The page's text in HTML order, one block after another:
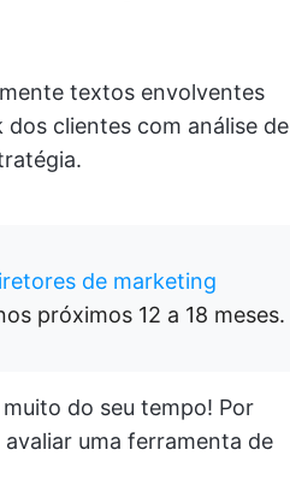
textos envolventes
clientes com análise de
de marketing
próximos 12 a 18 meses.
do seu tempo! Por
uma ferramenta de